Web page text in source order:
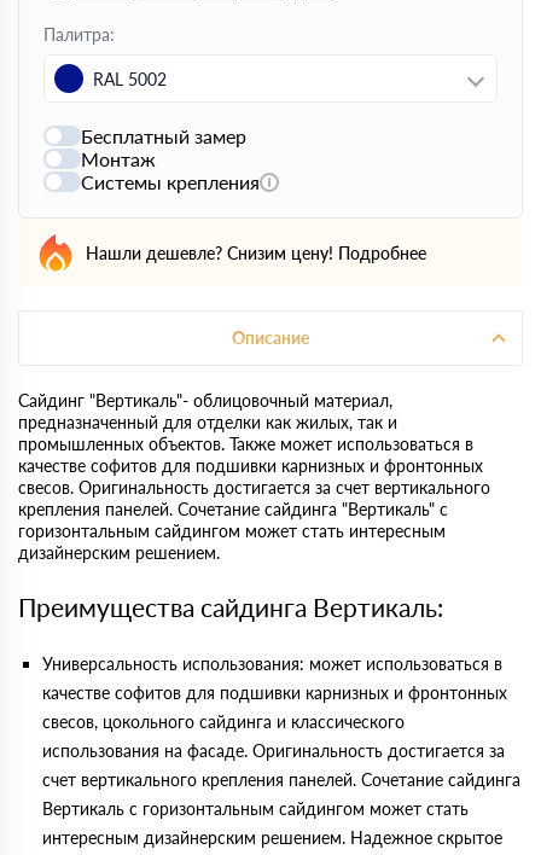
Палитра:
RAL 5002
Бесплатный замер
Монтаж
Системы крепления
Нашли дешевле? Снизим цену! Подробнее
Описание
Сайдинг "Вертикаль"- облицовочный материал,
предназначенный для отделки как жилых, так и
промышленных объектов. Также может использоваться в
качестве софитов для подшивки карнизных и фронтонных
свесов. Оригинальность достигается за счет вертикального
крепления панелей. Сочетание сайдинга "Вертикаль" с
горизонтальным сайдингом может стать интересным
дизайнерским решением.
Преимущества сайдинга Вертикаль:
Универсальность использования: может использоваться в
качестве софитов для подшивки карнизных и фронтонных
свесов, цокольного сайдинга и классического
использования на фасаде. Оригинальность достигается за
счет вертикального крепления панелей. Сочетание сайдинга
Вертикаль с горизонтальным сайдингом может стать
интересным дизайнерским решением. Надежное скрытое